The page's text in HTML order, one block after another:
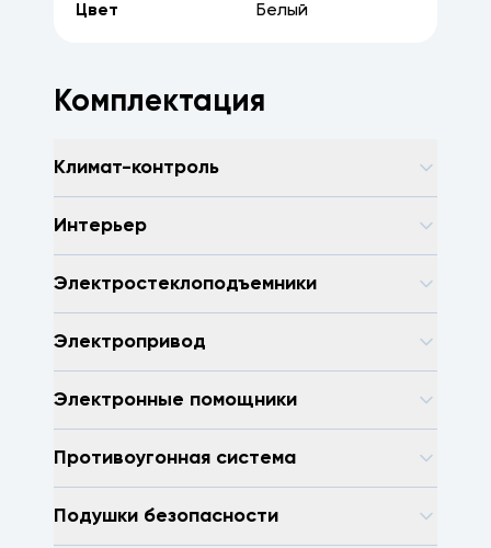
Цвет
Белый
Комплектация
Климат-контроль
Интерьер
Электростеклоподъемники
Электропривод
Электронные помощники
Противоугонная система
Подушки безопасности